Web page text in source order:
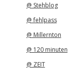
@ Stehblog
@ fehlpass
@ Millernton
@ 120 minuten
@ ZEIT